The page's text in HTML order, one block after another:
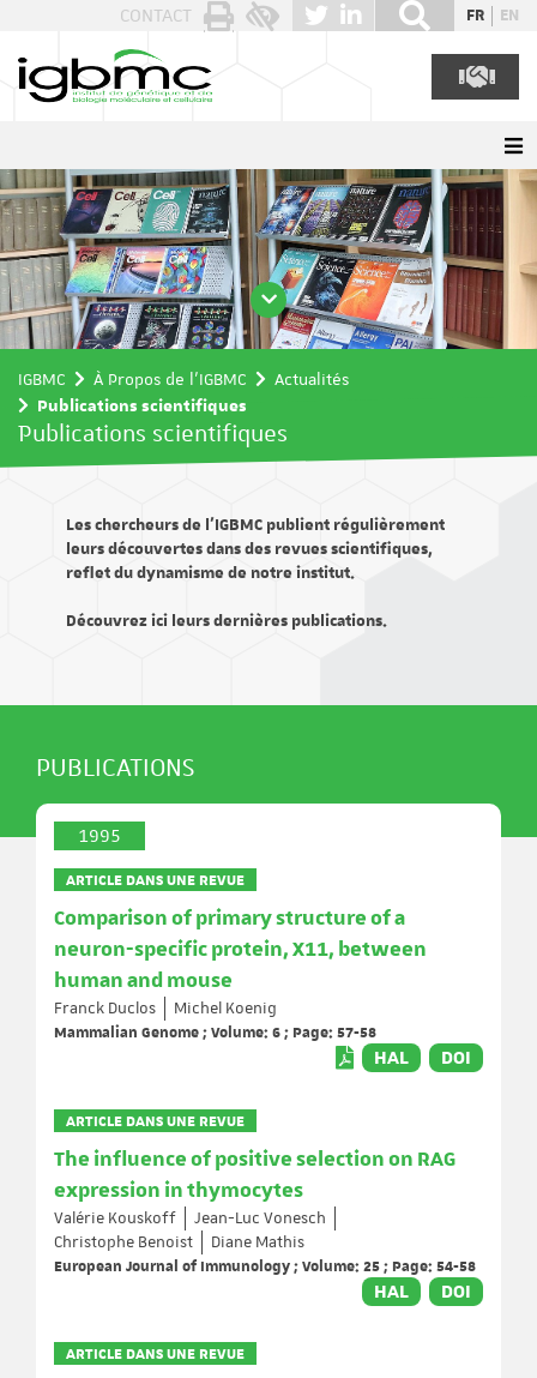
CONTACT FR EN
IGBMC À Propos de l'IGBMC
Actualités
Publications scientifiques
Publications scientifiques
Les chercheurs de l’IGBMC publient régulièrement
leurs découvertes dans des revues scientifiques,
reflet du dynamisme de notre institut.
Découvrez ici leurs dernières publications.
PUBLICATIONS
1995
ARTICLE DANS UNE REVUE
Comparison of primary structure of a
neuron-specific protein, X11, between
human and mouse
Franck Duclos
Michel Koenig
Mammalian Genome ; Volume: 6 ; Page: 57-58
HAL DOI
ARTICLE DANS UNE REVUE
The influence of positive selection on RAG
expression in thymocytes
Valérie Kouskoff
Jean-Luc Vonesch
Christophe Benoist
Diane Mathis
European Journal of Immunology ; Volume: 25 ; Page: 54-58
HAL DOI
ARTICLE DANS UNE REVUE
Panneau de gestion des cookies